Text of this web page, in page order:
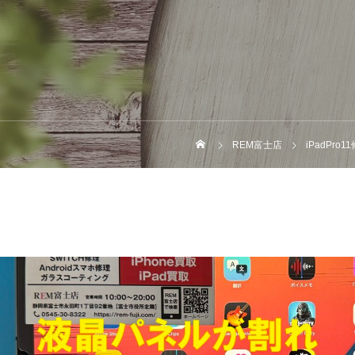
REM富士店 iPadPro11